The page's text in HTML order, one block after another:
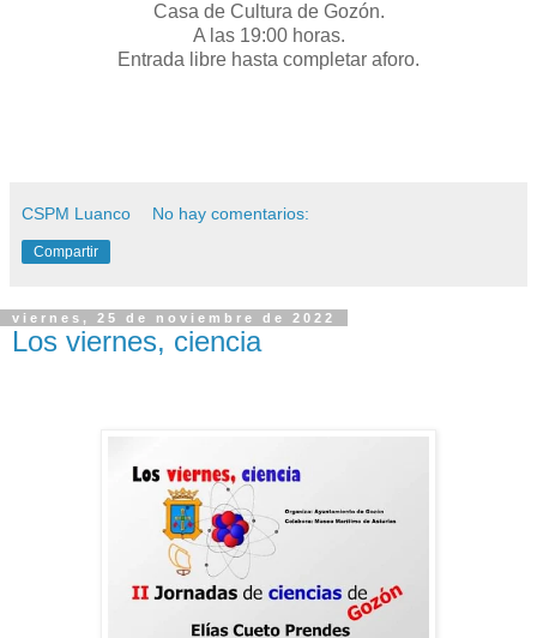
Casa de Cultura de Gozón.
A las 19:00 horas.
Entrada libre hasta completar aforo.
CSPM Luanco No hay comentarios:
Compartir
viernes, 25 de noviembre de 2022
Los viernes, ciencia